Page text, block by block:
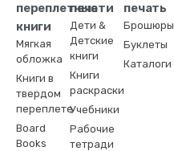
переплетные
книги
Мягкая
обложка
Книги в
твердом
переплете
Board
Books
печати
Дети &
Детские
книги
Книги
раскраски
Учебники
Рабочие
тетради
печать
Брошюры
Буклеты
Каталоги